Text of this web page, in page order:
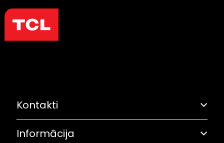
Kontakti
Adrese: Grostonas iela 6B, Rīga
Informācija